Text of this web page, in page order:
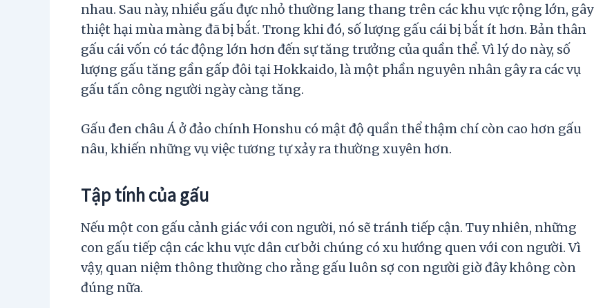
nhau. Sau này, nhiều gấu đực nhỏ thường lang thang trên các khu vực rộng lớn, gây
thiệt hại mùa màng đã bị bắt. Trong khi đó, số lượng gấu cái bị bắt ít hơn. Bản thân
gấu cái vốn có tác động lớn hơn đến sự tăng trưởng của quần thể. Vì lý do này, số
lượng gấu tăng gần gấp đôi tại Hokkaido, là một phần nguyên nhân gây ra các vụ
gấu tấn công người ngày càng tăng.
Gấu đen châu Á ở đảo chính Honshu có mật độ quần thể thậm chí còn cao hơn gấu
nâu, khiến những vụ việc tương tự xảy ra thường xuyên hơn.
Tập tính của gấu
Nếu một con gấu cảnh giác với con người, nó sẽ tránh tiếp cận. Tuy nhiên, những
con gấu tiếp cận các khu vực dân cư bởi chúng có xu hướng quen với con người. Vì
vậy, quan niệm thông thường cho rằng gấu luôn sợ con người giờ đây không còn
đúng nữa.